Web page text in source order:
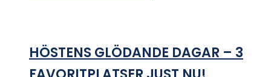
HÖSTENS GLÖDANDE DAGAR – 3